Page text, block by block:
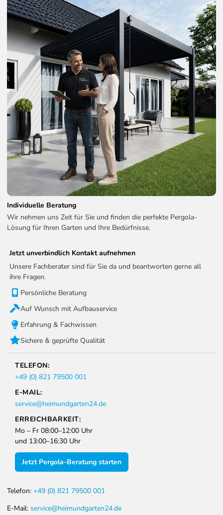
Individuelle Beratung
Wir nehmen uns Zeit für Sie und finden die perfekte Pergola-
Lösung für Ihren Garten und Ihre Bedürfnisse.
Jetzt unverbindlich Kontakt aufnehmen
Unsere Fachberater sind für Sie da und beantworten gerne all
ihre Fragen.
Persönliche Beratung
Auf Wunsch mit Aufbauservice
Erfahrung & Fachwissen
Sichere & geprüfte Qualität
TELEFON:
+49 (0) 821 79500 001
E-MAIL:
service@heimundgarten24.de
ERREICHBARKEIT:
Mo – Fr 08:00–12:00 Uhr
und 13:00–16:30 Uhr
Jetzt Pergola-Beratung starten
Telefon: +49 (0) 821 79500 001
E-Mail: service@heimundgarten24.de